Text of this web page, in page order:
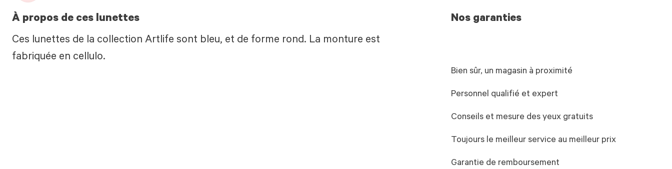
À propos de ces lunettes
Ces lunettes de la collection Artlife sont bleu, et de forme rond. La monture est
fabriquée en cellulo.
Nos garanties
Bien sûr, un magasin à proximité
Personnel qualifié et expert
Conseils et mesure des yeux gratuits
Toujours le meilleur service au meilleur prix
Garantie de remboursement